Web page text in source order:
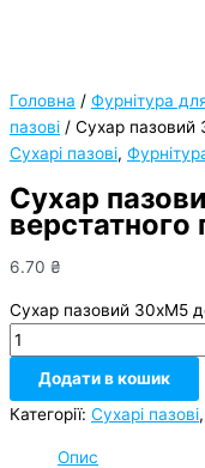
Головна / Фурнітура
пазові / Сухар пазовий
Сухарі пазові,
Сухар
верстатного
6.70 ₴
Сухар пазовий 30хМ5
Додати в кошик
Категорії: Сухарі пазові,
Опис